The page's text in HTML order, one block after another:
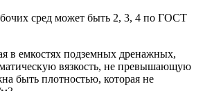
сред может быть 2, 3, 4 по ГОСТ
в емкостях подземных дренажных,
вязкость, не превышающую
быть плотностью, которая не